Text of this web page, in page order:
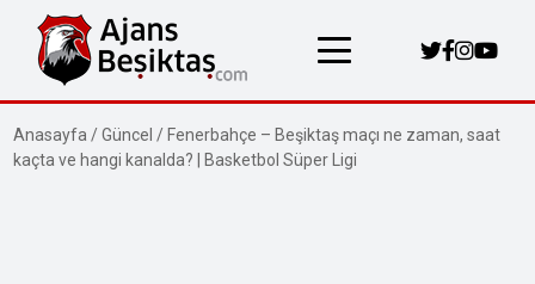
Anasayfa /Güncel / Fenerbahçe – Beşiktaş maçı ne zaman, saat
kaçta ve hangi kanalda? | Basketbol Süper Ligi